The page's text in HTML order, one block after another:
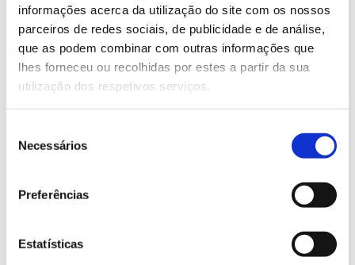
informações acerca da utilização do site com os nossos
parceiros de redes sociais, de publicidade e de análise,
que as podem combinar com outras informações que
lhes forneceu ou recolhidas por estes a partir da sua
utilização dos respetivos serviços.
Necessários
Preferências
Estatísticas
LA-2023
13.07.2026
Genoma do priolo e de outras espécies em risco:
conhecer para conservar
02.07.2026
Registar galhas de Trichi em acácia-das-espigas:
cidadãos chamados a ajudar